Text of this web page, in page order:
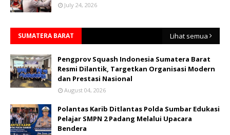
July 24, 2026
SUMATERA BARAT Lihat semua
Pengprov Squash Indonesia Sumatera Barat
Resmi Dilantik, Targetkan Organisasi Modern
dan Prestasi Nasional
August 04, 2026
Polantas Karib Ditlantas Polda Sumbar Edukasi
Pelajar SMPN 2 Padang Melalui Upacara
Bendera